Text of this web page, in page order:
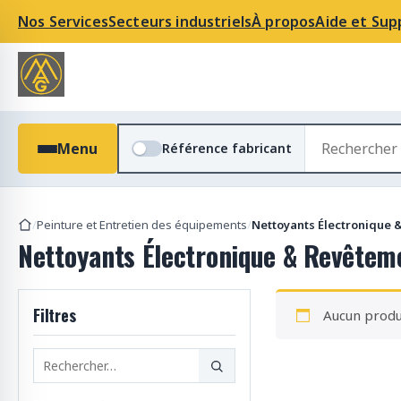
Nos ServicesSecteurs industrielsÀ proposAide et
Menu Référence fabricant
c
c
d
s
/Peinture et Entretien des équipements/Nettoyants Électronique
Nettoyants Électronique &
Filtres Aucun